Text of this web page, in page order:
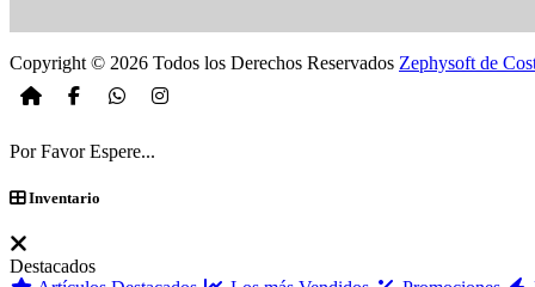
Copyright © 2026 Todos los Derechos Reservados Zephysoft de
Por Favor Espere...
Inventario
Destacados